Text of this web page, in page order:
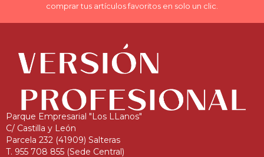
comprar tus artículos favoritos en solo un clic.
Parque Empresarial "Los LLanos"
C/ Castilla y León
Parcela 232 (41909) Salteras
T. 955 708 855 (Sede Central)